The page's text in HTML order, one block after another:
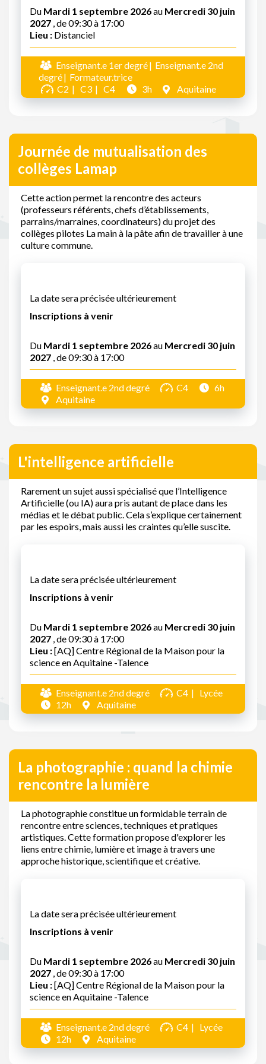
Du Mardi 1 septembre 2026au Mercredi 30 juin
2027 , de 09:30 à 17:00
Lieu : Distanciel
Enseignant.e 1er degré
Enseignant.e 2nd
degré
Formateur.trice
C2
C3 C4 3h Aquitaine
Journée de mutualisation des
collèges Lamap
Cette action permet la rencontre des acteurs
(professeurs référents, chefs d’établissements,
parrains/marraines, coordinateurs) du projet des
collèges pilotes La main à la pâte afin de travailler à une
culture commune.
La date sera précisée ultérieurement
Inscriptions à venir
Du Mardi 1 septembre 2026au Mercredi 30 juin
2027 , de 09:30 à 17:00
Enseignant.e 2nd degré C4
6h
Aquitaine
L'intelligence artificielle
Rarement un sujet aussi spécialisé que l’Intelligence
Artificielle (ou IA) aura pris autant de place dans les
médias et le débat public. Cela s’explique certainement
par les espoirs, mais aussi les craintes qu’elle suscite.
La date sera précisée ultérieurement
Inscriptions à venir
Du Mardi 1 septembre 2026au Mercredi 30 juin
2027 , de 09:30 à 17:00
Lieu :[AQ] Centre Régional de la Maison pour la
science en Aquitaine -Talence
Enseignant.e 2nd degré C4
Lycée
12h
Aquitaine
La photographie : quand la chimie
rencontre la lumière
La photographie constitue un formidable terrain de
rencontre entre sciences, techniques et pratiques
artistiques. Cette formation propose d'explorer les
liens entre chimie, lumière et image à travers une
approche historique, scientifique et créative.
La date sera précisée ultérieurement
Inscriptions à venir
Du Mardi 1 septembre 2026au Mercredi 30 juin
2027 , de 09:30 à 17:00
Lieu :[AQ] Centre Régional de la Maison pour la
science en Aquitaine -Talence
Enseignant.e 2nd degré C4
Lycée
12h
Aquitaine